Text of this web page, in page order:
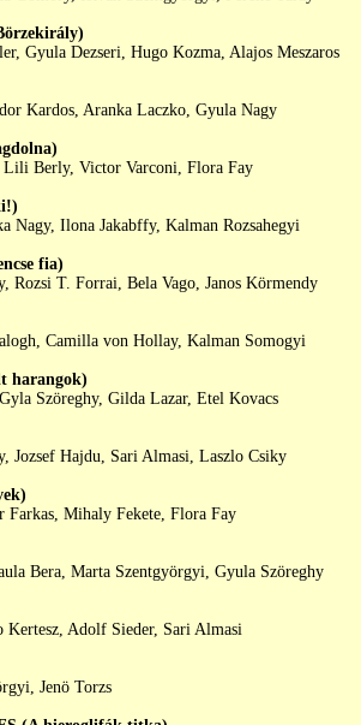
Gyula Dezseri, Hugo Kozma, Alajos Meszaros
Kardos, Aranka Laczko, Gyula Nagy
Lili Berly, Victor Varconi, Flora Fay
Nagy, Ilona Jakabffy, Kalman Rozsahegyi
fia)
Rozsi T. Forrai, Bela Vago, Janos Körmendy
Camilla von Hollay, Kalman Somogyi
harangok)
Szöreghy, Gilda Lazar, Etel Kovacs
Jozsef Hajdu, Sari Almasi, Laszlo Csiky
Farkas, Mihaly Fekete, Flora Fay
Bera, Marta Szentgyörgyi, Gyula Szöreghy
Kertesz, Adolf Sieder, Sari Almasi
Jenö Torzs